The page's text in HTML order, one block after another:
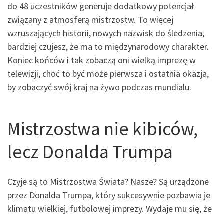
do 48 uczestników generuje dodatkowy potencjał
związany z atmosferą mistrzostw. To więcej
wzruszających historii, nowych nazwisk do śledzenia,
bardziej czujesz, że ma to międzynarodowy charakter.
Koniec końców i tak zobaczą oni wielką imprezę w
telewizji, choć to być może pierwsza i ostatnia okazja,
by zobaczyć swój kraj na żywo podczas mundialu.
Mistrzostwa nie kibiców,
lecz Donalda Trumpa
Czyje są to Mistrzostwa Świata? Nasze? Są urządzone
przez Donalda Trumpa, który sukcesywnie pozbawia je
klimatu wielkiej, futbolowej imprezy. Wydaje mu się, że